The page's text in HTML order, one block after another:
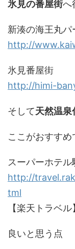
氷見の番屋街へ
新湊の海王丸パ
http://
氷見番屋街
http://himi-
そして天然温泉
ここがおすすめ
スーパーホテ
http://
tml
【楽天トラベル
良いと思う点